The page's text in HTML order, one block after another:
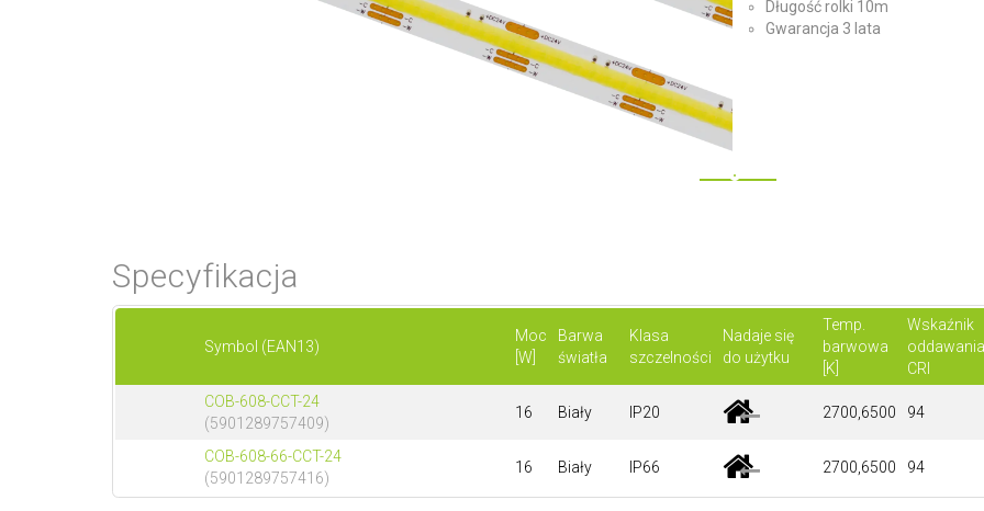
Długość rolki 10m
Gwarancja 3 lata
Specyfikacja
Symbol (EAN13)
Moc
[W]
Barwa
światła
Klasa
szczelności
Nadaje się
do użytku
Temp.
barwowa
[K]
Wskaźnik
CRI
COB-608-CCT-24
(5901289757409)
16 Biały IP20 2700,6500 94
COB-608-66-CCT-24
(5901289757416)
16 Biały IP66 2700,6500 94